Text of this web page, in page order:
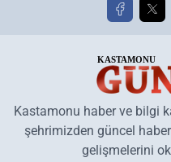
Kastamonu haber ve bilgi
şehrimizden güncel
gelişmelerini